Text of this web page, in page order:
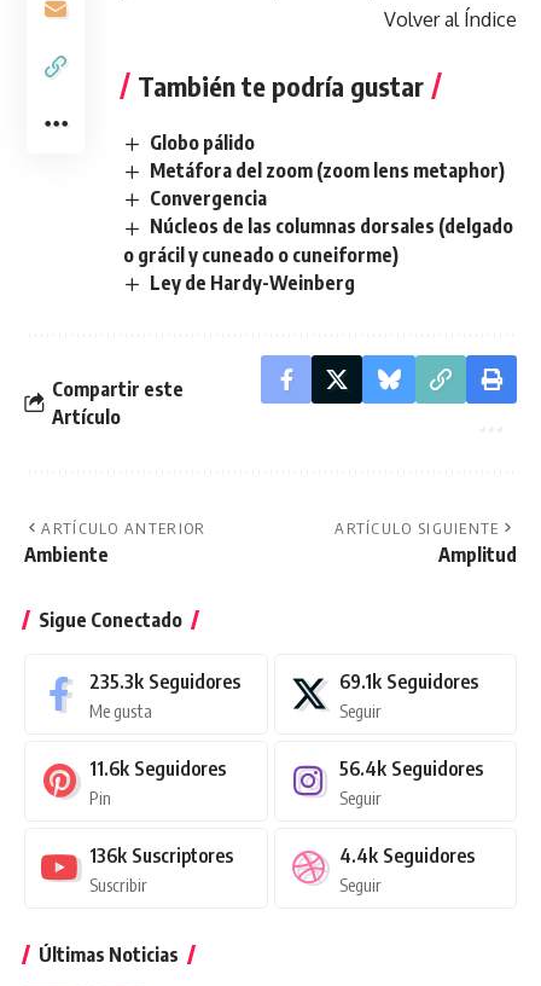
Volver al Índice
También te podría gustar
Globo pálido
Metáfora del zoom (zoom lens metaphor)
Convergencia
Núcleos de las columnas dorsales (delgado
o grácil y cuneado o cuneiforme)
Ley de Hardy-Weinberg
Compartir este
Artículo
ARTÍCULO ANTERIOR
Ambiente
ARTÍCULO SIGUIENTE
Amplitud
Sigue Conectado
235.3k Seguidores
Me gusta
69.1k Seguidores
Seguir
11.6k Seguidores
Pin
56.4k Seguidores
Seguir
136k Suscriptores
Suscribir
4.4k Seguidores
Seguir
Últimas Noticias